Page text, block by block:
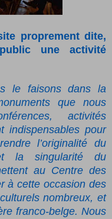
proprement dite,
une activité
le faisons dans la
que nous
activités
indispensables pour
l’originalité du
la singularité du
au Centre des
à cette occasion des
nombreux, et
franco-belge. Nous